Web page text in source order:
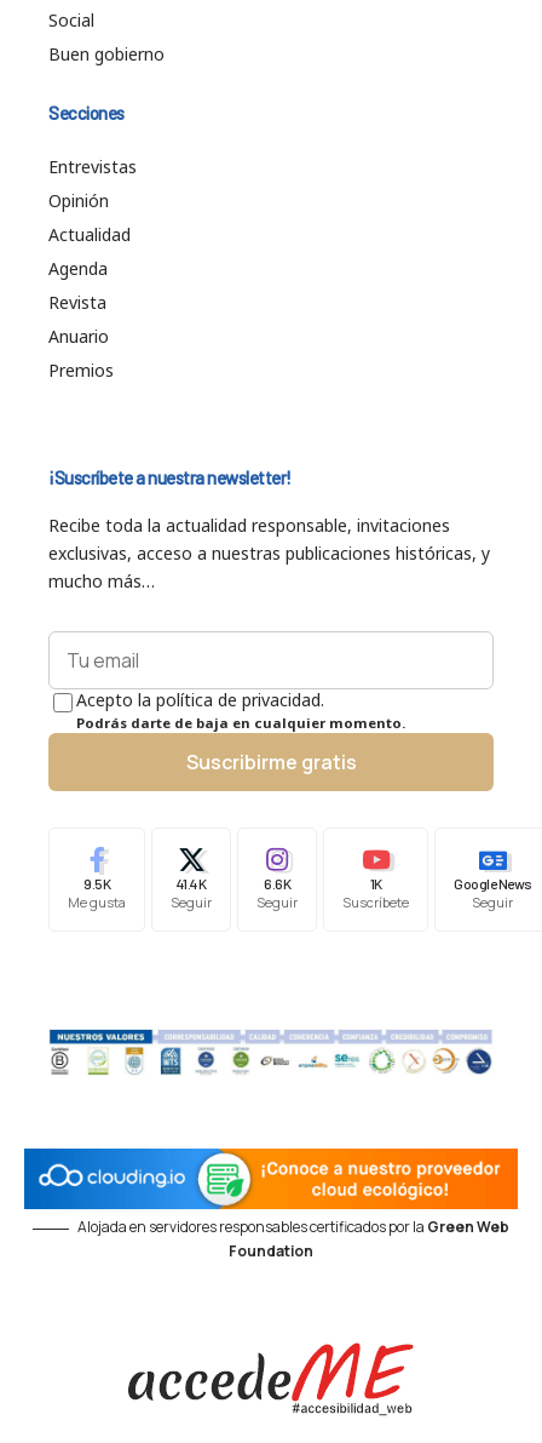
Social
Buen gobierno
Secciones
Entrevistas
Opinión
Actualidad
Agenda
Revista
Anuario
Premios
¡Suscríbete a nuestra newsletter!
Recibe toda la actualidad responsable, invitaciones
exclusivas, acceso a nuestras publicaciones históricas, y
mucho más…
Acepto la política de privacidad.
Podrás darte de baja en cualquier momento.
Suscribirme gratis
9.5K
Me gusta
41.4K
Seguir
6.6K
Seguir
1K
Suscríbete
Google News
Seguir
Alojada en servidores responsables certificados por la Green Web
Foundation